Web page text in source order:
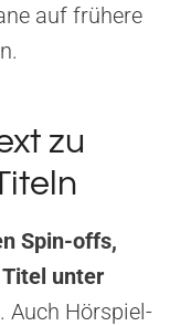
auf frühere
zu
Spin-offs,
unter
Auch Hörspiel-